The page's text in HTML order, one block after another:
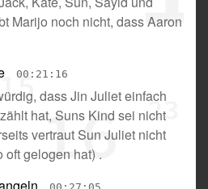
Marijo noch nicht, dass Aaron
00:21:16
dass Jin Juliet einfach
hat, Suns Kind sei nicht
vertraut Sun Juliet nicht
oft gelogen hat) .
00:27:05